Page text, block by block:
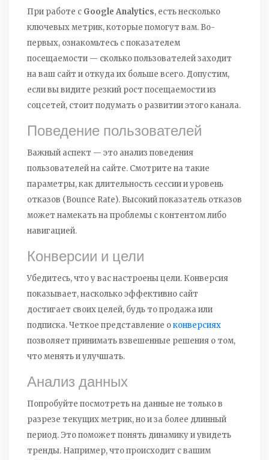
При работе с Google Analytics, есть несколько
ключевых метрик, которые помогут вам. Во-
первых, ознакомьтесь с показателем
посещаемости — сколько пользователей заходит
на ваш сайт и откуда их больше всего. Допустим,
если вы видите резкий рост посещаемости из
соцсетей, стоит подумать о развитии этого канала.
Поведение пользователей
Важный аспект — это анализ поведения
пользователей на сайте. Смотрите на такие
параметры, как длительность сессии и уровень
отказов (Bounce Rate). Высокий показатель отказов
может намекать на проблемы с контентом либо
навигацией.
Конверсии и цели
Убедитесь, что у вас настроены цели. Конверсия
показывает, насколько эффективно сайт
достигает своих целей, будь то продажа или
подписка. Четкое представление оконверсиях
позволяет принимать взвешенные решения о том,
что менять и улучшать.
Анализ данных
Попробуйте посмотреть на данные не только в
разрезе текущих метрик, но и за более длинный
период. Это поможет понять динамику и увидеть
тренды. Например, что происходит с вашим